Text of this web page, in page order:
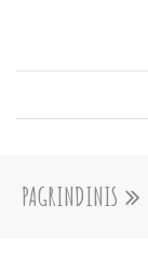
PAGRINDINIS